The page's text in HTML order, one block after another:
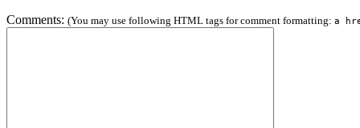
Comments: (You may use following HTML tags for comment formatting: a